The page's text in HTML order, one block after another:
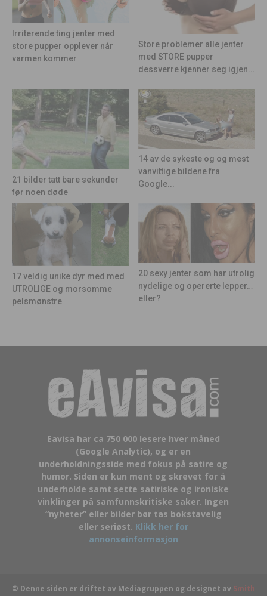
Irriterende ting jenter med
store pupper opplever når
varmen kommer
Store problemer alle jenter
med STORE pupper
dessverre kjenner seg igjen...
21 bilder tatt bare sekunder
før noen døde
14 av de sykeste og og mest
vanvittige bildene fra
Google...
17 veldig unike dyr med med
UTROLIGE og morsomme
pelsmønstre
20 sexy jenter som har utrolig
nydelige og opererte lepper…
eller?
Eavisa har ca 750 000 lesere hver måned
(Google Analytic), og er en
underholdningsside med fokus på satire og
humor. Siden er kun ment og skrevet for å
underholde samt sette satiriske og ironiske
vinklinger på samfunnskritiske saker. Ingen
“nyheter” eller bilder bør tas bokstavelig
eller seriøst. Klikk her for
annonseinformasjon
© Denne siden er driftet av Mediagruppen og designet av Smith